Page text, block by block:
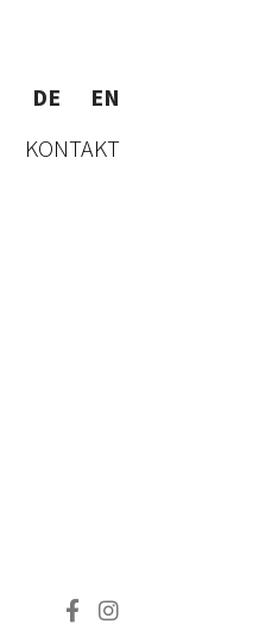
DE
EN
KONTAKT